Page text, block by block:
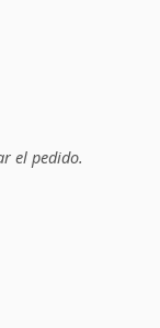
el pedido.